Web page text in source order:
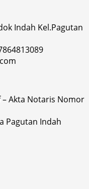
Indah Kel.Pagutan
Akta Notaris Nomor
Pagutan Indah